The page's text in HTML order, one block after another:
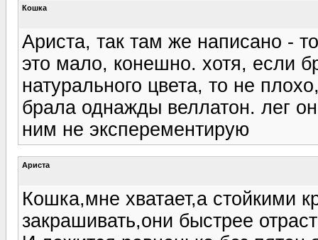
Кошка
Ариста, так там же написано -
это мало, конешно. хотя, если
натурального цвета, то не
брала однажды веллатон. лег
ним не эксперементирую
Ариста
Кошка,мне хватает,а стойкими
закрашивать,они быстрее